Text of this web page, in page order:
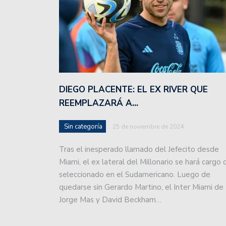
Union va por la
Colón jugó sus
Sin jugar bien, Unión
Unión recibe a
Unión invierte a futuro!
Colón inicia un
Colón está a punto de
El plantel de Unión
DIEGO PLACENTE: EL EX RIVER QUE
REEMPLAZARÁ A…
Sin categoría 25 de noviembre de 2024
Tras el inesperado llamado del Jefecito desde
Miami, el ex lateral del Millonario se hará cargo
seleccionado en el Sudamericano. Luego de
quedarse sin Gerardo Martino, el Inter Miami de
Jorge Mas y David Beckham…